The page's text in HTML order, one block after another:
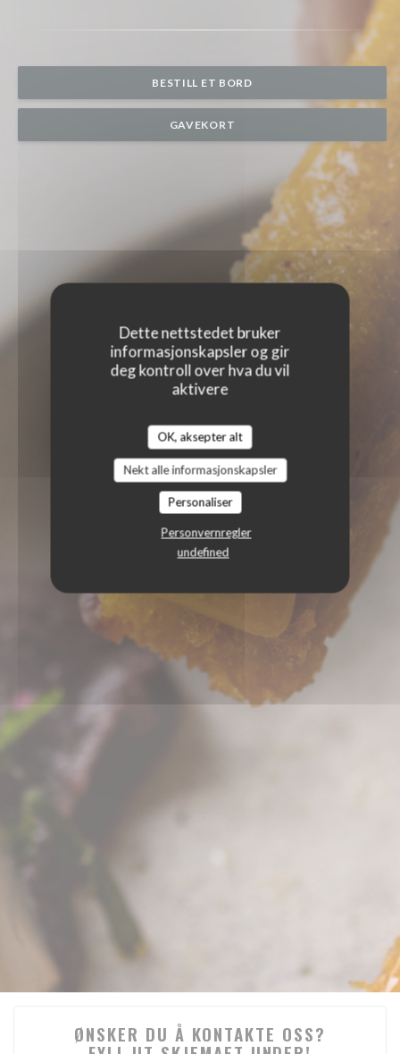
Dette nettstedet bruker
informasjonskapsler og gir
deg kontroll over hva du vil
aktivere
OK, aksepter alt
Nekt alle informasjonskapsler
Personaliser
Personvernregler
undefined
BESTILL ET BORD
GAVEKORT
ØNSKER DU Å KONTAKTE OSS?